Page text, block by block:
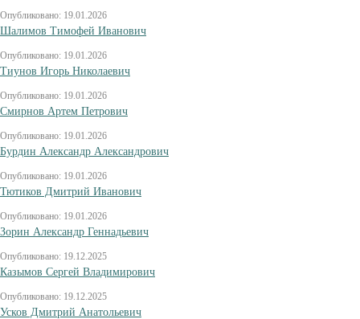
Опубликовано: 19.01.2026
Шалимов Тимофей Иванович
Опубликовано: 19.01.2026
Тиунов Игорь Николаевич
Опубликовано: 19.01.2026
Смирнов Артем Петрович
Опубликовано: 19.01.2026
Бурдин Александр Александрович
Опубликовано: 19.01.2026
Тютиков Дмитрий Иванович
Опубликовано: 19.01.2026
Зорин Александр Геннадьевич
Опубликовано: 19.12.2025
Казымов Сергей Владимирович
Опубликовано: 19.12.2025
Усков Дмитрий Анатольевич